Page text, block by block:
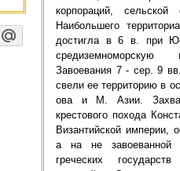
корпораций,
Наибольшего
достигла в 6 в. при
средиземноморскую
Завоевания 7 - сер. 9
свели ее территорию в
ова и М. Азии.
крестового похода
Византийской империи,
а на не завоеванной
греческих